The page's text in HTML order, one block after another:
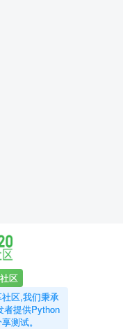
区
区,我们秉承
者提供Python
测试。